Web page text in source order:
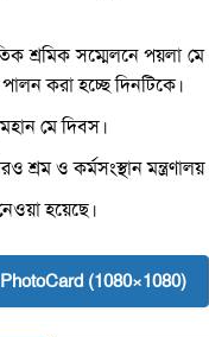
শ্রমিক সম্মেলনে পয়লা
করা হচ্ছে দিনটিকে।
মে দিবস।
ও কর্মসংস্থান
হয়েছে।
(1080×1080)